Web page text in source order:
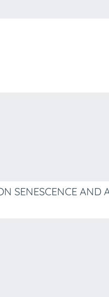
SENESCENCE AND